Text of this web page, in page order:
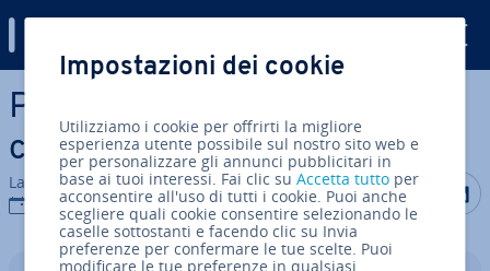
Vai al contenuto prin­ci­pa­le
Pagina “Chi sono”: esempi e
consigli
La redazione di IONOS
23 nov 2021
Condividi
Impostazioni dei cookie
Utilizziamo i cookie per offrirti la migliore
esperienza utente possibile sul nostro sito web e
per personalizzare gli annunci pubblicitari in
base ai tuoi interessi. Fai clic suAccetta tutto per
acconsentire all'uso di tutti i cookie. Puoi anche
scegliere quali cookie consentire selezionando le
caselle sottostanti e facendo clic su Invia
preferenze per confermare le tue scelte. Puoi
modificare le tue preferenze in qualsiasi